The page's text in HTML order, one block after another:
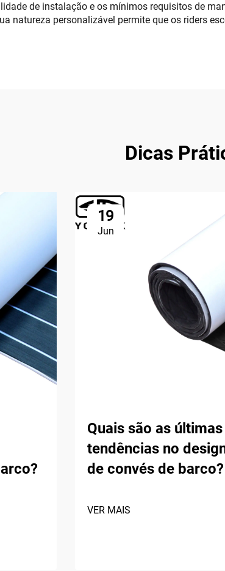
de instalação e os mínimos requisitos de
natureza personalizável permite que os riders
Dicas
19
Jun
Quais são as últimas
tendências no
de convés de barco?
VER MAIS